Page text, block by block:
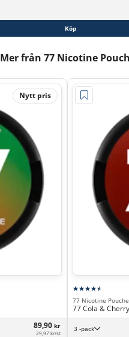
Köp
Mer från 77 Nicotine
Nytt pris
89,90 kr
29,97 kr/st
77 Nicotine
77 Cola &
3 -pack